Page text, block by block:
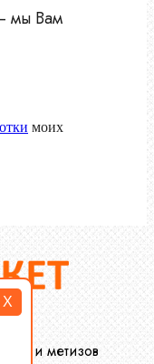
X
мы Вам
моих
и метизов